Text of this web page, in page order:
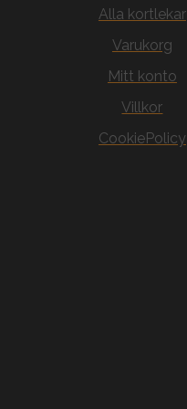
Alla kortlekar
Varukorg
Mitt konto
Villkor
CookiePolicy